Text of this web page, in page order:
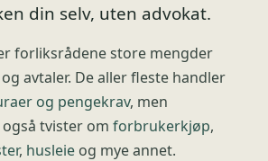
din selv, uten advokat.
forliksrådene store mengder
avtaler. De aller fleste handler
og pengekrav, men
tvister omforbrukerkjøp,
, husleie og mye annet.